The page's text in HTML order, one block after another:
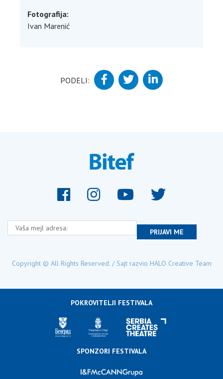
Fotografija:
Ivan Marenić
PODELI:
Vaša mejl adresa:
PRIJAVI ME
Copyright © All Rights Reserved. / Sajt razvio HALO Creative Team
POKROVITELJI FESTIVALA
SPONZORI FESTIVALA